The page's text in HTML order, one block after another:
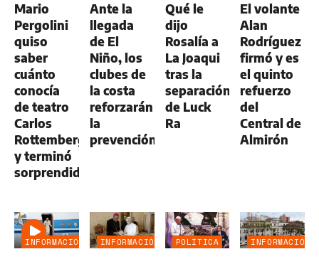
Mario
Pergolini
quiso
saber
cuánto
conocía
de teatro
Carlos
Rottemberg
y terminó
sorprendido
Ante la
llegada
de El
Niño, los
clubes de
la costa
reforzarán
la
prevención
Qué le
dijo
Rosalía a
La Joaqui
tras la
separación
de Luck
Ra
El volante
Alan
Rodríguez
firmó y es
el quinto
refuerzo
del
Central de
Almirón
INFORMACIÓN
INFORMACIÓN
POLÍTICA
INFORMACIÓN